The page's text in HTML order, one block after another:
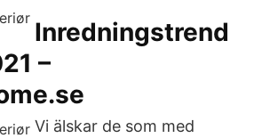
Inredningstrend
–
Vi älskar de som med